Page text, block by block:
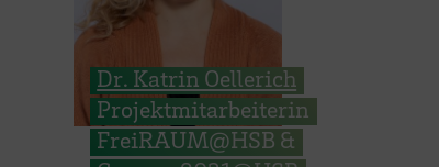
Dr. Katrin Oellerich
Projektmitarbeiterin
FreiRAUM@HSB &